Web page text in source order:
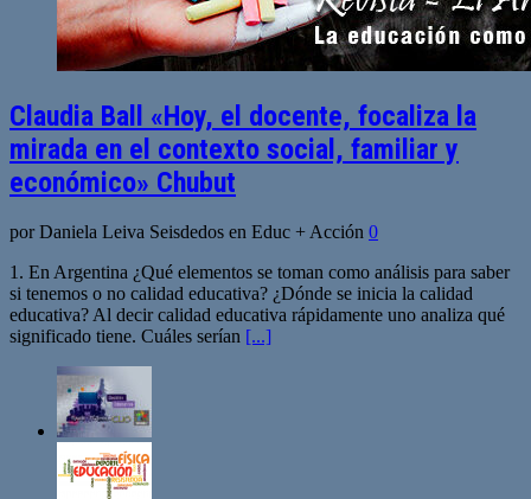
Claudia Ball «Hoy, el docente, focaliza la
mirada en el contexto social, familiar y
económico» Chubut
por Daniela Leiva Seisdedos en Educ + Acción 0
1. En Argentina ¿Qué elementos se toman como análisis para saber
si tenemos o no calidad educativa? ¿Dónde se inicia la calidad
educativa? Al decir calidad educativa rápidamente uno analiza qué
significado tiene. Cuáles serían [...]